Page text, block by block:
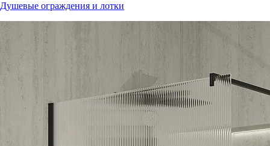
Душевые ограждения и лотки